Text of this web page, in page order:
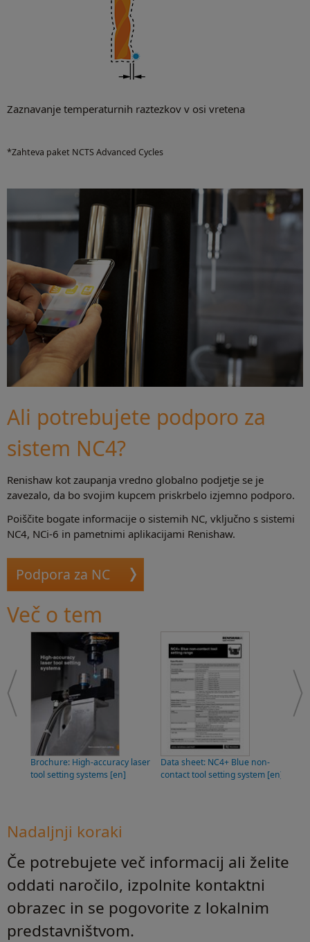
Zaznavanje temperaturnih raztezkov v osi vretena
*Zahteva paket NCTS Advanced Cycles
Ali potrebujete podporo za
sistem NC4?
Renishaw kot zaupanja vredno globalno podjetje se je
zavezalo, da bo svojim kupcem priskrbelo izjemno podporo.
Poiščite bogate informacije o sistemih NC, vključno s sistemi
NC4, NCi-6 in pametnimi aplikacijami Renishaw.
Podpora za NC
Več o tem
Brochure: High-accuracy laser
tool setting systems [en]
Data sheet: NC4+ Blue non-
contact tool setting system [en]
Nadaljnji koraki
Če potrebujete več informacij ali želite
oddati naročilo, izpolnite kontaktni
obrazec in se pogovorite z lokalnim
predstavništvom.